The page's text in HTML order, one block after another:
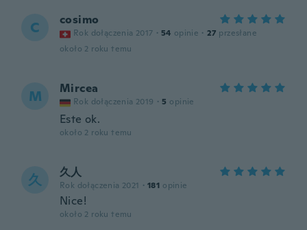
C cosimo
Rok dołączenia 2017 · 54 opinie · 27 przesłane
około 2 roku temu
M Mircea
Rok dołączenia 2019 · 5 opinie
Este ok.
około 2 roku temu
久 久人
Rok dołączenia 2021 · 181 opinie
Nice!
około 2 roku temu